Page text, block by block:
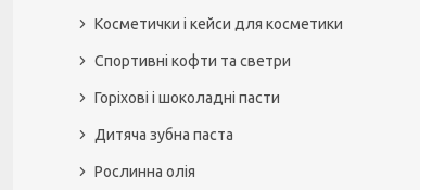
Косметички і кейси для косметики
Спортивні кофти та светри
Горіхові і шоколадні пасти
Дитяча зубна паста
Рослинна олія